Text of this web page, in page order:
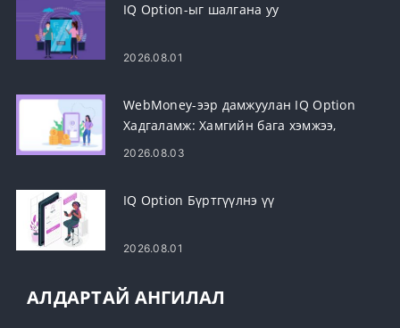
IQ Option-ыг шалгана уу
2026.08.01
WebMoney-ээр дамжуулан IQ Option
Хадгаламж: Хамгийн бага хэмжээ,
алхам, хугацаа
2026.08.03
IQ Option Бүртгүүлнэ үү
2026.08.01
АЛДАРТАЙ АНГИЛАЛ